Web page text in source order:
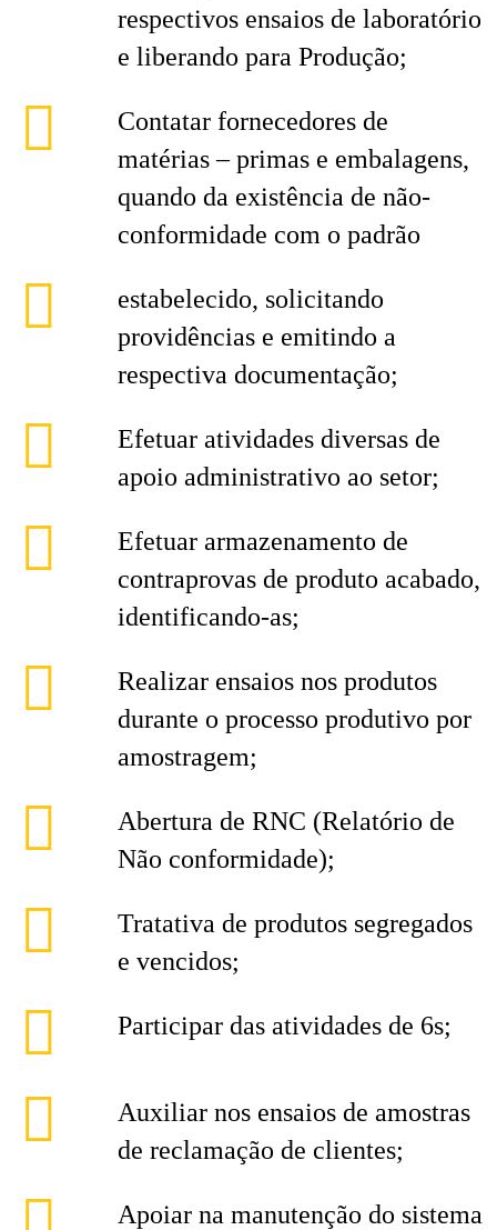
respectivos ensaios de laboratório
e liberando para Produção;
Contatar fornecedores de
matérias – primas e embalagens,
quando da existência de não-
conformidade com o padrão
estabelecido, solicitando
providências e emitindo a
respectiva documentação;
Efetuar atividades diversas de
apoio administrativo ao setor;
Efetuar armazenamento de
contraprovas de produto acabado,
identificando-as;
Realizar ensaios nos produtos
durante o processo produtivo por
amostragem;
Abertura de RNC (Relatório de
Não conformidade);
Tratativa de produtos segregados
e vencidos;
Participar das atividades de 6s;
Auxiliar nos ensaios de amostras
de reclamação de clientes;
Apoiar na manutenção do sistema